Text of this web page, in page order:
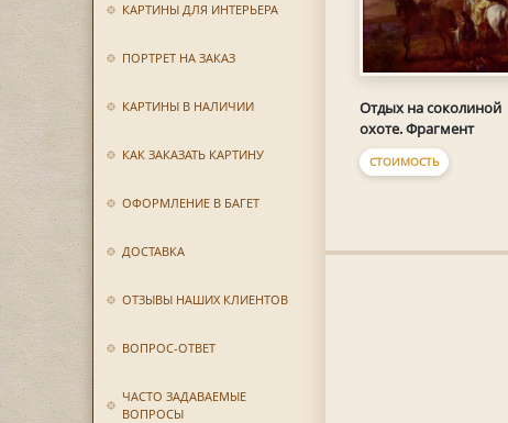
КАРТИНЫ ДЛЯ ИНТЕРЬЕРА
ПОРТРЕТ НА ЗАКАЗ
КАРТИНЫ В НАЛИЧИИ
КАК ЗАКАЗАТЬ КАРТИНУ
ОФОРМЛЕНИЕ В БАГЕТ
ДОСТАВКА
ОТЗЫВЫ НАШИХ КЛИЕНТОВ
ВОПРОС-ОТВЕТ
ЧАСТО ЗАДАВАЕМЫЕ
ВОПРОСЫ
Отдых на соколиной
охоте. Фрагмент
СТОИМОСТЬ